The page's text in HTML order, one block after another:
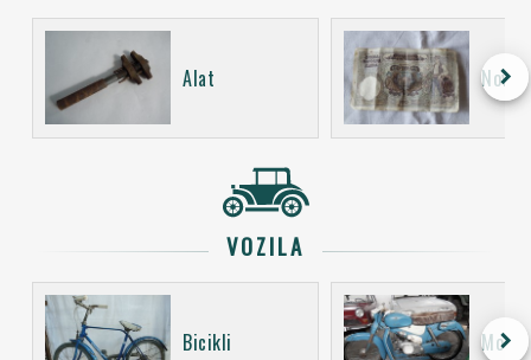
Alat Novac
keyboard_arrow_right
VOZILA
Bicikli keyboard_arrow_right